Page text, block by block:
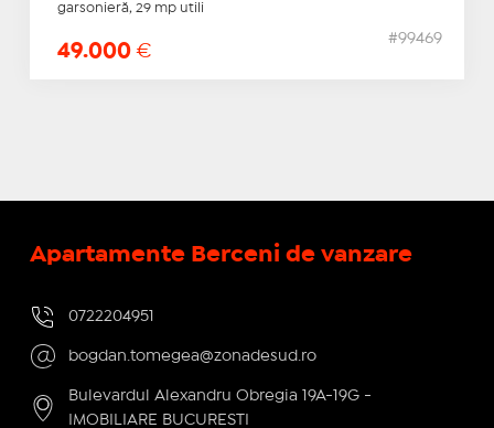
garsonieră, 29 mp utili
49.000 €
#99469
Apartamente Berceni de vanzare
0722204951
bogdan.tomegea@zonadesud.ro
Bulevardul Alexandru Obregia 19A-19G -
IMOBILIARE BUCURESTI